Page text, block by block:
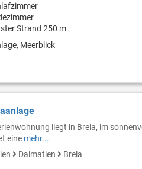
Strand 250 m
Meerblick
liegt in Brela, im
eine mehr...
Dalmatien Brela